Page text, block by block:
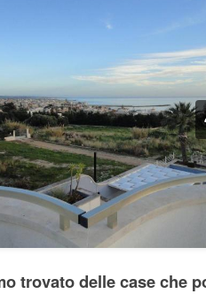
trovato delle case che